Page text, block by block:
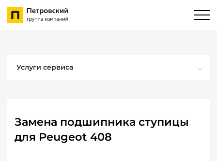
Услуги сервиса
Замена подшипника ступицы
для Peugeot 408